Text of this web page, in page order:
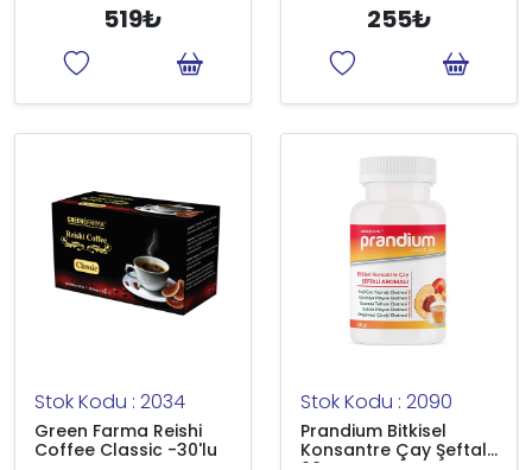
519₺ 255₺
Stok Kodu : 2034
Green Farma Reishi
Coffee Classic -30'lu
Stok Kodu : 2090
Prandium Bitkisel
Konsantre Çay Şeftali